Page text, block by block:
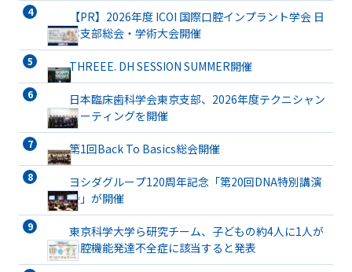
【PR】2026年度 ICOI 国際口腔インプラント学会 日
本支部総会・学術大会開催
THREEE. DH SESSION SUMMER開催
日本臨床歯科学会東京支部、2026年度テクニシャン
ミーティングを開催
第1回Back To Basics総会開催
ヨシダグループ120周年記念「第20回DNA特別講演
会」が開催
東京科学大学ら研究チーム、子どもの約4人に1人が
口腔機能発達不全症に該当すると発表